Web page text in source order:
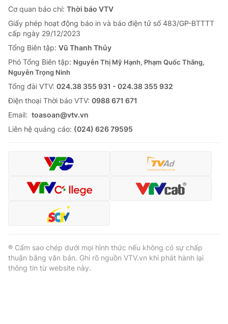
Cơ quan báo chí: Thời báo VTV
Giấy phép hoạt động báo in và báo điện tử số 483/GP-BTTTT
cấp ngày 29/12/2023
Tổng Biên tập: Vũ Thanh Thủy
Phó Tổng Biên tập: Nguyễn Thị Mỹ Hạnh, Phạm Quốc Thắng,
Nguyễn Trọng Ninh
Tổng đài VTV: 024.38 355 931 - 024.38 355 932
Ðiện thoại Thời báo VTV: 0988 671 671
Email: toasoan@vtv.vn
Liên hệ quảng cáo: (024) 626 79595
® Cấm sao chép dưới mọi hình thức nếu không có sự chấp
thuận bằng văn bản. Ghi rõ nguồn VTV.vn khi phát hành lại
thông tin từ website này.